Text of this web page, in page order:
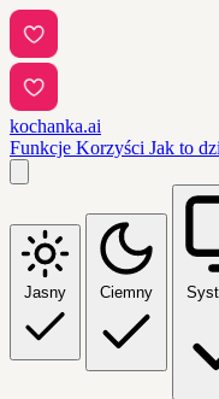
kochanka.ai
Funkcje Korzyści Jak to
Jasny Ciemny